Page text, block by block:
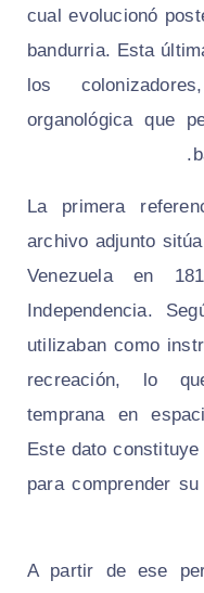
cual evolucionó
bandurria. Esta
los
organológica que
La primera
archivo adjunto
Venezuela en
Independencia.
utilizaban como
recreación, lo
temprana en
Este dato
para comprender
A partir de ese